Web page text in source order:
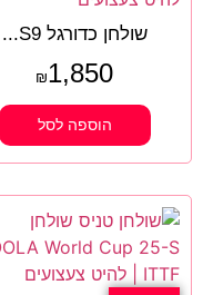
שולחן כדורגל S9...
₪1,850
הוספה לסל